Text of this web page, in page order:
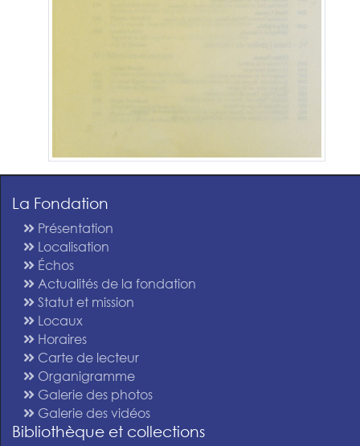
La Fondation
Présentation
Localisation
Échos
Actualités de la fondation
Statut et mission
Locaux
Horaires
Carte de lecteur
Organigramme
Galerie des photos
Galerie des vidéos
Bibliothèque et collections